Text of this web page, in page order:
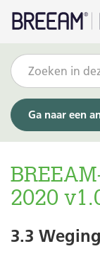
Ga naar een
2020
3.3 Weging